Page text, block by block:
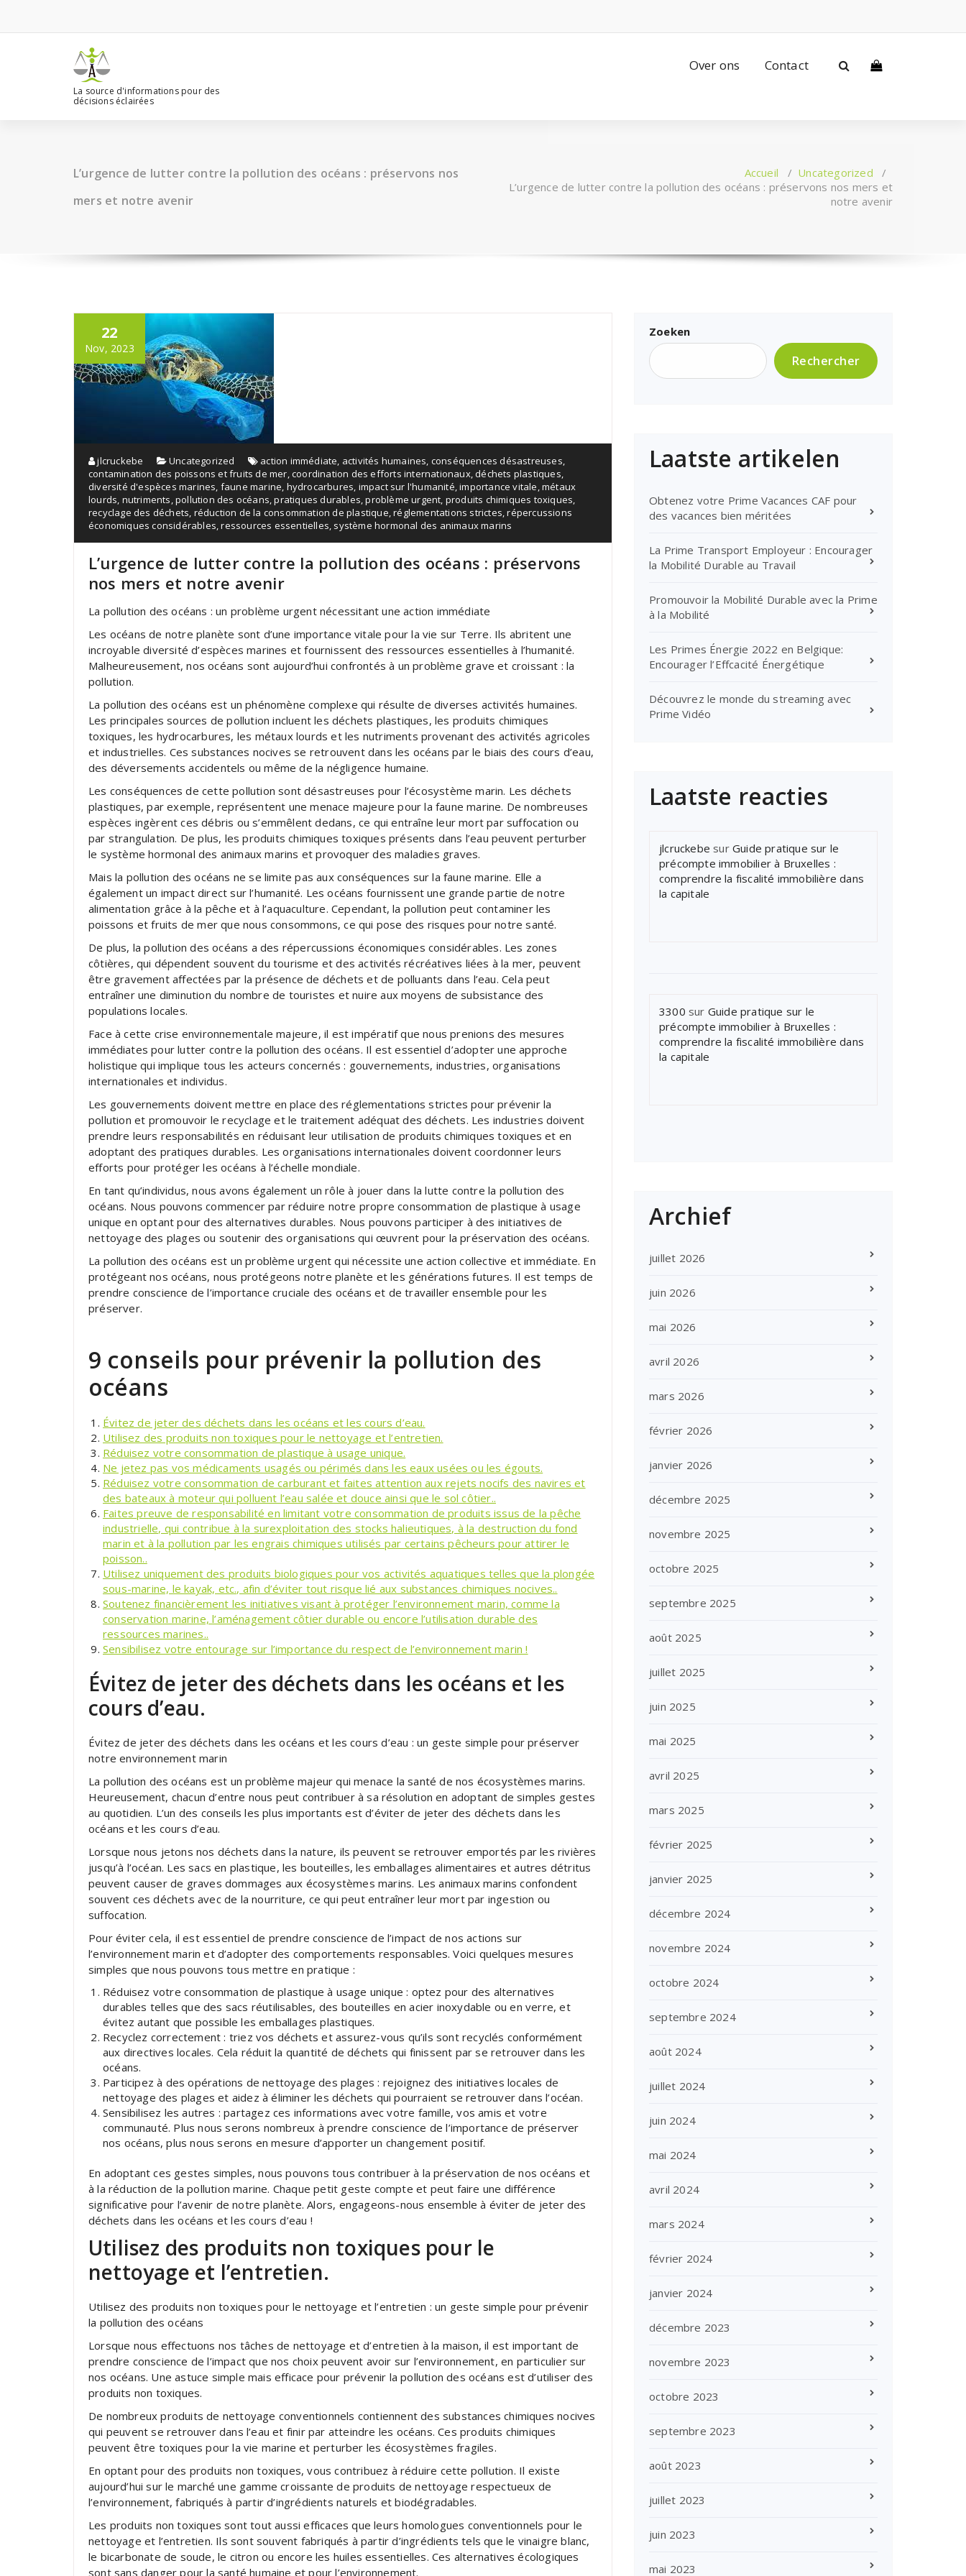
contenu
La source d'informations pour des
décisions éclairées
Over ons Contact
L’urgence de lutter contre la pollution des océans : préservons nos
mers et notre avenir
Accueil / Uncategorized /
L’urgence de lutter contre la pollution des océans : préservons nos mers et
notre avenir
22
Nov, 2023
jlcruckebe Uncategorized action immédiate, activités humaines, conséquences désastreuses,
contamination des poissons et fruits de mer,coordination des efforts internationaux,déchets plastiques,
diversité d'espèces marines, faune marine, hydrocarbures, impact sur l'humanité,importance vitale,métaux
lourds, nutriments,pollution des océans,pratiques durables,problème urgent, produits chimiques toxiques,
recyclage des déchets, réduction de la consommation de plastique,réglementations strictes,répercussions
économiques considérables,ressources essentielles, système hormonal des animaux marins
L’urgence de lutter contre la pollution des océans : préservons
nos mers et notre avenir
La pollution des océans : un problème urgent nécessitant une action immédiate
Les océans de notre planète sont d’une importance vitale pour la vie sur Terre. Ils abritent une
incroyable diversité d’espèces marines et fournissent des ressources essentielles à l’humanité.
Malheureusement, nos océans sont aujourd’hui confrontés à un problème grave et croissant : la
pollution.
La pollution des océans est un phénomène complexe qui résulte de diverses activités humaines.
Les principales sources de pollution incluent les déchets plastiques, les produits chimiques
toxiques, les hydrocarbures, les métaux lourds et les nutriments provenant des activités agricoles
et industrielles. Ces substances nocives se retrouvent dans les océans par le biais des cours d’eau,
des déversements accidentels ou même de la négligence humaine.
Les conséquences de cette pollution sont désastreuses pour l’écosystème marin. Les déchets
plastiques, par exemple, représentent une menace majeure pour la faune marine. De nombreuses
espèces ingèrent ces débris ou s’emmêlent dedans, ce qui entraîne leur mort par suffocation ou
par strangulation. De plus, les produits chimiques toxiques présents dans l’eau peuvent perturber
le système hormonal des animaux marins et provoquer des maladies graves.
Mais la pollution des océans ne se limite pas aux conséquences sur la faune marine. Elle a
également un impact direct sur l’humanité. Les océans fournissent une grande partie de notre
alimentation grâce à la pêche et à l’aquaculture. Cependant, la pollution peut contaminer les
poissons et fruits de mer que nous consommons, ce qui pose des risques pour notre santé.
De plus, la pollution des océans a des répercussions économiques considérables. Les zones
côtières, qui dépendent souvent du tourisme et des activités récréatives liées à la mer, peuvent
être gravement affectées par la présence de déchets et de polluants dans l’eau. Cela peut
entraîner une diminution du nombre de touristes et nuire aux moyens de subsistance des
populations locales.
Face à cette crise environnementale majeure, il est impératif que nous prenions des mesures
immédiates pour lutter contre la pollution des océans. Il est essentiel d’adopter une approche
holistique qui implique tous les acteurs concernés : gouvernements, industries, organisations
internationales et individus.
Les gouvernements doivent mettre en place des réglementations strictes pour prévenir la
pollution et promouvoir le recyclage et le traitement adéquat des déchets. Les industries doivent
prendre leurs responsabilités en réduisant leur utilisation de produits chimiques toxiques et en
adoptant des pratiques durables. Les organisations internationales doivent coordonner leurs
efforts pour protéger les océans à l’échelle mondiale.
En tant qu’individus, nous avons également un rôle à jouer dans la lutte contre la pollution des
océans. Nous pouvons commencer par réduire notre propre consommation de plastique à usage
unique en optant pour des alternatives durables. Nous pouvons participer à des initiatives de
nettoyage des plages ou soutenir des organisations qui œuvrent pour la préservation des océans.
La pollution des océans est un problème urgent qui nécessite une action collective et immédiate. En
protégeant nos océans, nous protégeons notre planète et les générations futures. Il est temps de
prendre conscience de l’importance cruciale des océans et de travailler ensemble pour les
préserver.
9 conseils pour prévenir la pollution des
océans
Évitez de jeter des déchets dans les océans et les cours d’eau.
Utilisez des produits non toxiques pour le nettoyage et l’entretien.
Réduisez votre consommation de plastique à usage unique.
Ne jetez pas vos médicaments usagés ou périmés dans les eaux usées ou les égouts.
Réduisez votre consommation de carburant et faites attention aux rejets nocifs des navires et
des bateaux à moteur qui polluent l’eau salée et douce ainsi que le sol côtier..
Faites preuve de responsabilité en limitant votre consommation de produits issus de la pêche
industrielle, qui contribue à la surexploitation des stocks halieutiques, à la destruction du fond
marin et à la pollution par les engrais chimiques utilisés par certains pêcheurs pour attirer le
poisson..
Utilisez uniquement des produits biologiques pour vos activités aquatiques telles que la plongée
sous-marine, le kayak, etc., afin d’éviter tout risque lié aux substances chimiques nocives..
Soutenez financièrement les initiatives visant à protéger l’environnement marin, comme la
conservation marine, l’aménagement côtier durable ou encore l’utilisation durable des
ressources marines..
Sensibilisez votre entourage sur l’importance du respect de l’environnement marin !
Évitez de jeter des déchets dans les océans et les
cours d’eau.
Évitez de jeter des déchets dans les océans et les cours d’eau : un geste simple pour préserver
notre environnement marin
La pollution des océans est un problème majeur qui menace la santé de nos écosystèmes marins.
Heureusement, chacun d’entre nous peut contribuer à sa résolution en adoptant de simples gestes
au quotidien. L’un des conseils les plus importants est d’éviter de jeter des déchets dans les
océans et les cours d’eau.
Lorsque nous jetons nos déchets dans la nature, ils peuvent se retrouver emportés par les rivières
jusqu’à l’océan. Les sacs en plastique, les bouteilles, les emballages alimentaires et autres détritus
peuvent causer de graves dommages aux écosystèmes marins. Les animaux marins confondent
souvent ces déchets avec de la nourriture, ce qui peut entraîner leur mort par ingestion ou
suffocation.
Pour éviter cela, il est essentiel de prendre conscience de l’impact de nos actions sur
l’environnement marin et d’adopter des comportements responsables. Voici quelques mesures
simples que nous pouvons tous mettre en pratique :
Réduisez votre consommation de plastique à usage unique : optez pour des alternatives
durables telles que des sacs réutilisables, des bouteilles en acier inoxydable ou en verre, et
évitez autant que possible les emballages plastiques.
Recyclez correctement : triez vos déchets et assurez-vous qu’ils sont recyclés conformément
aux directives locales. Cela réduit la quantité de déchets qui finissent par se retrouver dans les
océans.
Participez à des opérations de nettoyage des plages : rejoignez des initiatives locales de
nettoyage des plages et aidez à éliminer les déchets qui pourraient se retrouver dans l’océan.
Sensibilisez les autres : partagez ces informations avec votre famille, vos amis et votre
communauté. Plus nous serons nombreux à prendre conscience de l’importance de préserver
nos océans, plus nous serons en mesure d’apporter un changement positif.
En adoptant ces gestes simples, nous pouvons tous contribuer à la préservation de nos océans et
à la réduction de la pollution marine. Chaque petit geste compte et peut faire une différence
significative pour l’avenir de notre planète. Alors, engageons-nous ensemble à éviter de jeter des
déchets dans les océans et les cours d’eau !
Utilisez des produits non toxiques pour le
nettoyage et l’entretien.
Utilisez des produits non toxiques pour le nettoyage et l’entretien : un geste simple pour prévenir
la pollution des océans
Lorsque nous effectuons nos tâches de nettoyage et d’entretien à la maison, il est important de
prendre conscience de l’impact que nos choix peuvent avoir sur l’environnement, en particulier sur
nos océans. Une astuce simple mais efficace pour prévenir la pollution des océans est d’utiliser des
produits non toxiques.
De nombreux produits de nettoyage conventionnels contiennent des substances chimiques nocives
qui peuvent se retrouver dans l’eau et finir par atteindre les océans. Ces produits chimiques
peuvent être toxiques pour la vie marine et perturber les écosystèmes fragiles.
En optant pour des produits non toxiques, vous contribuez à réduire cette pollution. Il existe
aujourd’hui sur le marché une gamme croissante de produits de nettoyage respectueux de
l’environnement, fabriqués à partir d’ingrédients naturels et biodégradables.
Les produits non toxiques sont tout aussi efficaces que leurs homologues conventionnels pour le
nettoyage et l’entretien. Ils sont souvent fabriqués à partir d’ingrédients tels que le vinaigre blanc,
le bicarbonate de soude, le citron ou encore les huiles essentielles. Ces alternatives écologiques
sont sans danger pour la santé humaine et pour l’environnement.
Zoeken
Rechercher
Laatste artikelen
Obtenez votre Prime Vacances CAF pour
des vacances bien méritées
La Prime Transport Employeur : Encourager
la Mobilité Durable au Travail
Promouvoir la Mobilité Durable avec la Prime
à la Mobilité
Les Primes Énergie 2022 en Belgique:
Encourager l’Effcacité Énergétique
Découvrez le monde du streaming avec
Prime Vidéo
Laatste reacties
jlcruckebe sur Guide pratique sur le
précompte immobilier à Bruxelles :
comprendre la fiscalité immobilière dans
la capitale
3300 sur Guide pratique sur le
précompte immobilier à Bruxelles :
comprendre la fiscalité immobilière dans
la capitale
Archief
juillet 2026
juin 2026
mai 2026
avril 2026
mars 2026
février 2026
janvier 2026
décembre 2025
novembre 2025
octobre 2025
septembre 2025
août 2025
juillet 2025
juin 2025
mai 2025
avril 2025
mars 2025
février 2025
janvier 2025
décembre 2024
novembre 2024
octobre 2024
septembre 2024
août 2024
juillet 2024
juin 2024
mai 2024
avril 2024
mars 2024
février 2024
janvier 2024
décembre 2023
novembre 2023
octobre 2023
septembre 2023
août 2023
juillet 2023
juin 2023
mai 2023